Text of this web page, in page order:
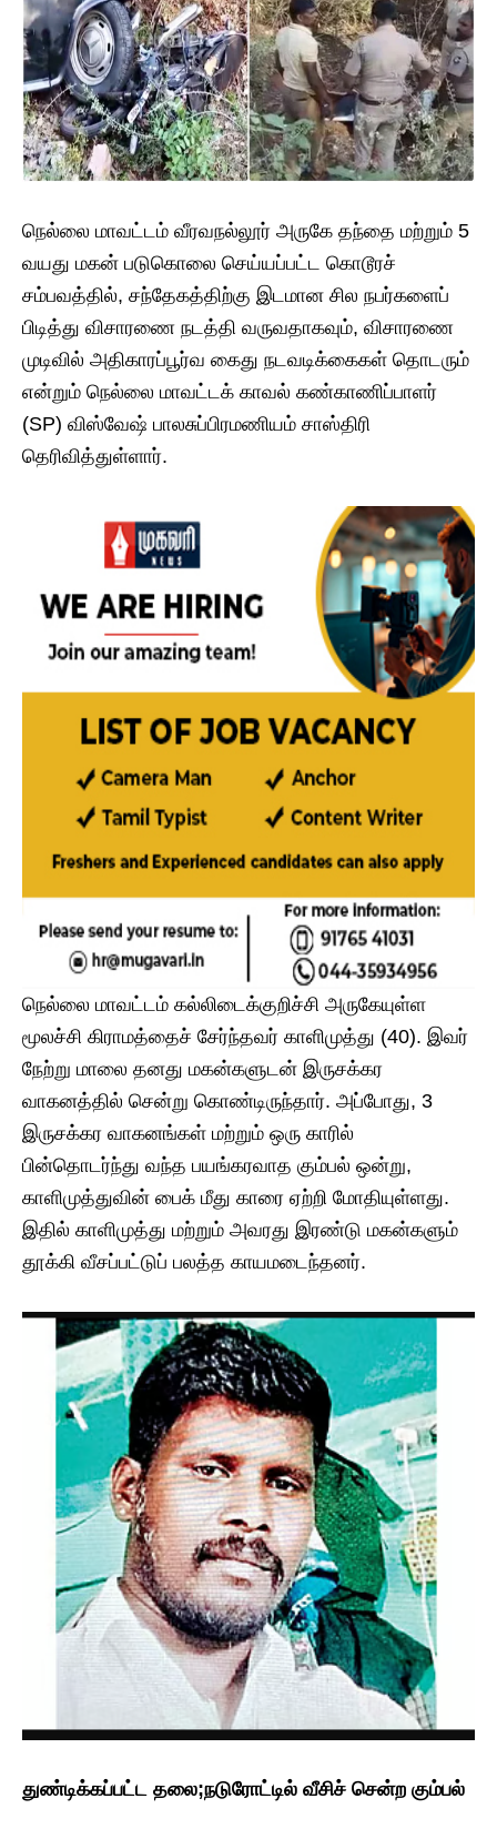
நெல்லை மாவட்டம் வீரவநல்லூர் அருகே தந்தை மற்றும் 5
வயது மகன் படுகொலை செய்யப்பட்ட கொடூரச்
சம்பவத்தில், சந்தேகத்திற்கு இடமான சில நபர்களைப்
பிடித்து விசாரணை நடத்தி வருவதாகவும், விசாரணை
முடிவில் அதிகாரப்பூர்வ கைது நடவடிக்கைகள் தொடரும்
என்றும் நெல்லை மாவட்டக் காவல் கண்காணிப்பாளர்
(SP) விஸ்வேஷ் பாலசுப்பிரமணியம் சாஸ்திரி
தெரிவித்துள்ளார்.
​நெல்லை மாவட்டம் கல்லிடைக்குறிச்சி அருகேயுள்ள
மூலச்சி கிராமத்தைச் சேர்ந்தவர் காளிமுத்து (40). இவர்
நேற்று மாலை தனது மகன்களுடன் இருசக்கர
வாகனத்தில் சென்று கொண்டிருந்தார். அப்போது, 3
இருசக்கர வாகனங்கள் மற்றும் ஒரு காரில்
பின்தொடர்ந்து வந்த பயங்கரவாத கும்பல் ஒன்று,
காளிமுத்துவின் பைக் மீது காரை ஏற்றி மோதியுள்ளது.
இதில் காளிமுத்து மற்றும் அவரது இரண்டு மகன்களும்
தூக்கி வீசப்பட்டுப் பலத்த காயமடைந்தனர்.
​துண்டிக்கப்பட்ட தலை;நடுரோட்டில் வீசிச் சென்ற கும்பல்